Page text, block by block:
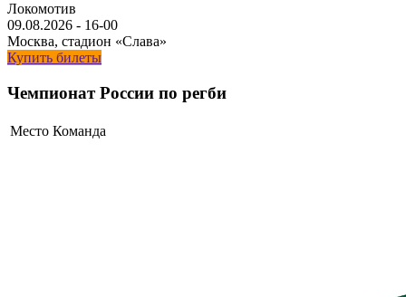
Локомотив
09.08.2026 - 16-00
Москва, стадион «Слава»
Купить билеты
Чемпионат России по регби
Место Команда